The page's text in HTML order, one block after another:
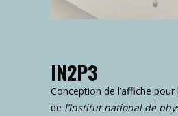
IN2P3
Conception de l’affiche pour
de l’Institut national de